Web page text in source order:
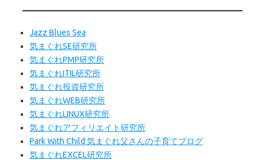
Jazz Blues Sea
気まぐれSE研究所
気まぐれPMP研究所
気まぐれITIL研究所
気まぐれ投資研究所
気まぐれWEB研究所
気まぐれLINUX研究所
気まぐれアフィリエイト研究所
Park With Child 気まぐれ父さんの子育てブログ
気まぐれEXCEL研究所